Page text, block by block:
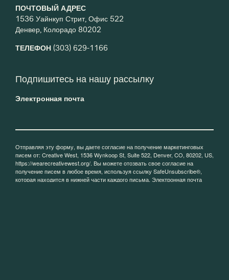
ПОЧТОВЫЙ АДРЕС
1536 Уайнкуп Стрит, Офис 522
Денвер, Колорадо 80202
ТЕЛЕФОН (303) 629-1166
Подпишитесь на нашу рассылку
Электронная почта
Отправляя эту форму, вы даете согласие на получение маркетинговых
писем от: Creative West, 1536 Wynkoop St, Suite 522, Denver, CO, 80202, US,
https://wearecreativewest.org/. Вы можете отозвать свое согласие на
получение писем в любое время, используя ссылку SafeUnsubscribe®,
которая находится в нижней части каждого письма. Электронная почта